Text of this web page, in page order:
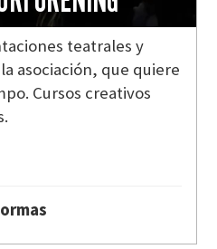
teatrales y
asociación, que quiere
Cursos creativos